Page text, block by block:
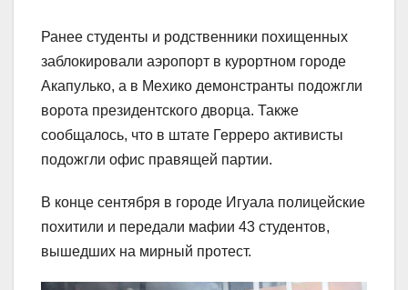
Ранее студенты и родственники похищенных
заблокировали аэропорт в курортном городе
Акапулько, а в Мехико демонстранты подожгли
ворота президентского дворца. Также
сообщалось, что в штате Герреро активисты
подожгли офис правящей партии.
В конце сентября в городе Игуала полицейские
похитили и передали мафии 43 студентов,
вышедших на мирный протест.